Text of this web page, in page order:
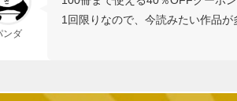
ンダ
1回限りなので、今読みたい作品が